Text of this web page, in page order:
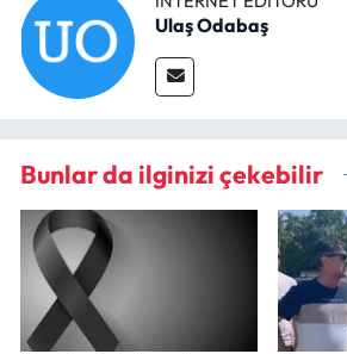
Ulaş Odabaş
Bunlar da ilginizi çekebilir